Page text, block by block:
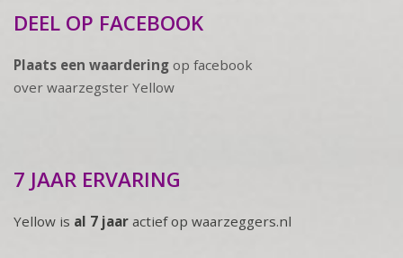
DEEL OP FACEBOOK
Plaats een waardering op facebook
over waarzegster Yellow
7 JAAR ERVARING
Yellow is al 7 jaar actief op waarzeggers.nl